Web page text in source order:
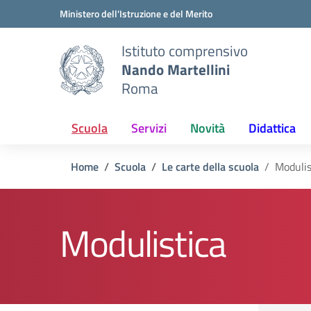
Vai ai contenuti
Vai al menu di navigazioneMinistero dell'Istruzione e del Merito
Istituto comprensivo
Nando Martellini
Roma
Scuola Servizi Novità Didattica
Home Scuola Le carte della scuola
Modulistica